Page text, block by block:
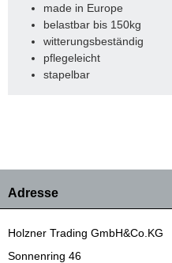
made in Europe
belastbar bis 150kg
witterungsbeständig
pflegeleicht
stapelbar
Adresse
Holzner Trading GmbH&Co.KG
Sonnenring 46